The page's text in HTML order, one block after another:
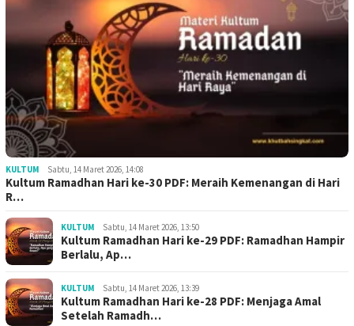
KULTUM Sabtu, 14 Maret 2026, 14:08
Kultum Ramadhan Hari ke-30 PDF: Meraih Kemenangan di Hari
R…
KULTUM Sabtu, 14 Maret 2026, 13:50
Kultum Ramadhan Hari ke-29 PDF: Ramadhan Hampir
Berlalu, Ap…
KULTUM Sabtu, 14 Maret 2026, 13:39
Kultum Ramadhan Hari ke-28 PDF: Menjaga Amal
Setelah Ramadh…